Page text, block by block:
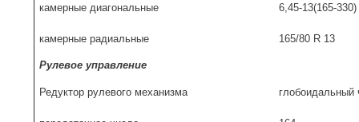
камерные диагональные 6,45-13(165-330)
камерные радиальные 165/80 R 13
Рулевое управление
Редуктор рулевого механизма глобоидальный